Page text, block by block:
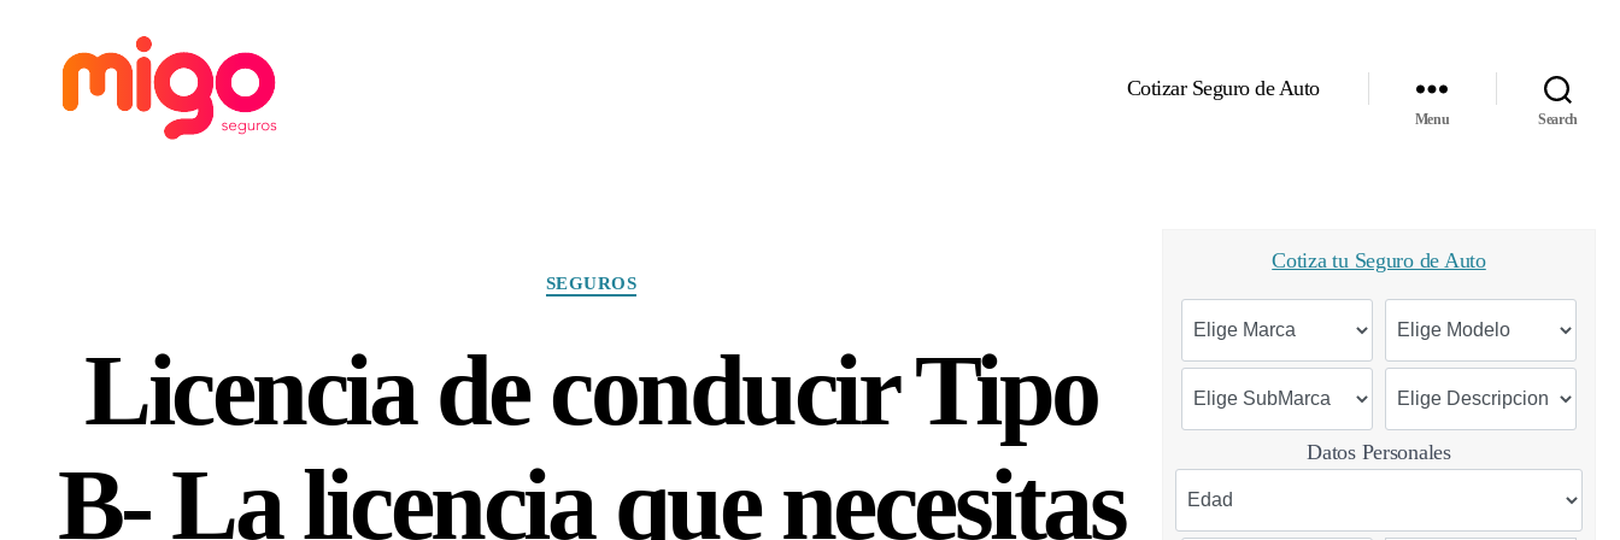
Cotizar Seguro de Auto
Menu Search
Categories
SEGUROS
Licencia de conducir Tipo
B- La licencia que necesitas
Cotiza tu Seguro de Auto
Datos Personales